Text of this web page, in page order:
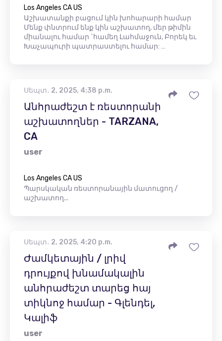
Los Angeles CA US
Աշխատանքի բացում կին խոհարարի համար
Մենք փնտրում ենք կին աշխատող, մեր թիմին
միանալու համար `համեղ Լահմաջուն, Բորեկ եւ
Խաչապուրի պատրաստելու համար: …
Սեպտ․ 2, 2025, 4:38 p.m.
Անհրաժեշտ է ռեստորանի
աշխատողներ - TARZANA,
CA
user
Los Angeles CA US
Պարսկական ռեստորանային մատուցող /
աշխատող...
Սեպտ․ 2, 2025, 4:20 p.m.
Ժամկետային / լրիվ
դրույքով խնամակալին
անհրաժեշտ տարեց հայ
տիկնոջ համար - Գլենդել,
Կալիֆ
user